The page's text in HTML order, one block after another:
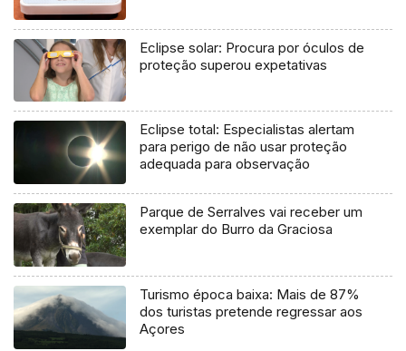
Eclipse solar: Procura por óculos de
proteção superou expetativas
Eclipse total: Especialistas alertam
para perigo de não usar proteção
adequada para observação
Parque de Serralves vai receber um
exemplar do Burro da Graciosa
Turismo época baixa: Mais de 87%
dos turistas pretende regressar aos
Açores